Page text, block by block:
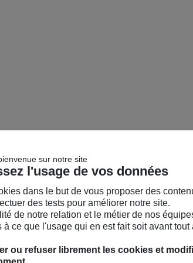
sur notre site
l'usage de vos données
dans le but de vous proposer des
des tests pour améliorer notre site.
de notre relation et le métier de nos
ce que l'usage qui en est fait soit avant tout
ou refuser librement les cookies et